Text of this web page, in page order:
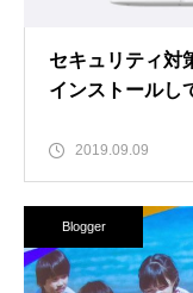
セキュリティ対
インストールし
2019.09.09
Blogger